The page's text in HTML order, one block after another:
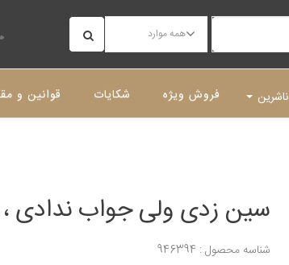
همه موارد
ناشرین فروش ویژه شکایات قوانین و
سین زدی ولی جواب ندادی
شناسه محصول : 946394